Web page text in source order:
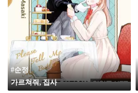
#순정
가르쳐줘, 집사